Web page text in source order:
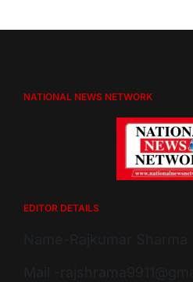
NATIONAL NEWS NETWORK
EDITOR DETAILS